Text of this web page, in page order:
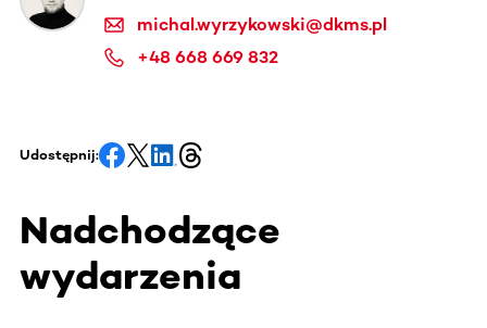
michal.wyrzykowski@dkms.pl
+48 668 669 832
Udostępnij:
Nadchodzące
wydarzenia